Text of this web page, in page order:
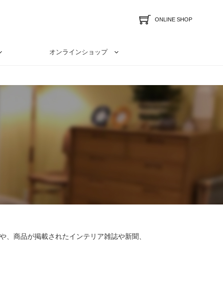
ONLINE SHOP
オンラインショップ
商品が掲載されたインテリア雑誌や新聞、